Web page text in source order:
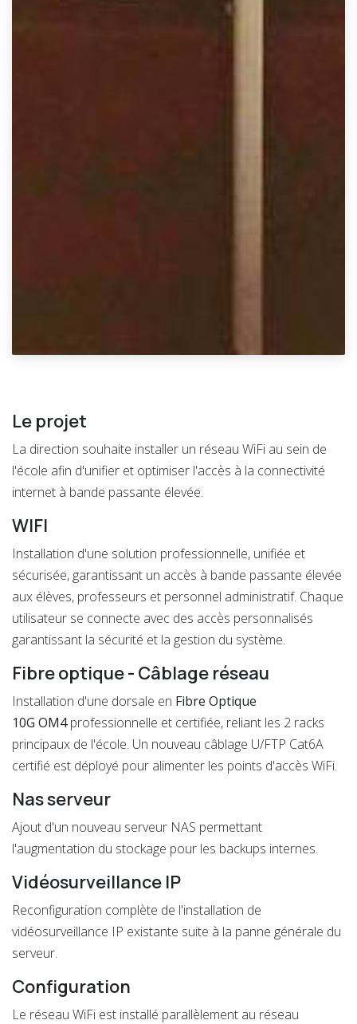
Le projet
La direction souhaite installer un réseau WiFi au sein de
l'école afin d'unifier et optimiser l'accès à la connectivité
internet à bande passante élevée.
WIFI
Installation d'une solution professionnelle, unifiée et
sécurisée, garantissant un accès à bande passante élevée
aux élèves, professeurs et personnel administratif. Chaque
utilisateur se connecte avec des accès personnalisés
garantissant la sécurité et la gestion du système.
Fibre optique - Câblage réseau
Installation d'une dorsale en Fibre Optique
10G OM4professionnelle et certifiée, reliant les 2 racks
principaux de l'école. Un nouveau câblage U/FTP Cat6A
certifié est déployé pour alimenter les points d'accès WiFi.
Nas serveur
Ajout d'un nouveau serveur NAS permettant
l'augmentation du stockage pour les backups internes.
Vidéosurveillance IP
Reconfiguration complète de l'installation de
vidéosurveillance IP existante suite à la panne générale du
serveur.
Configuration
Le réseau WiFi est installé parallèlement au réseau